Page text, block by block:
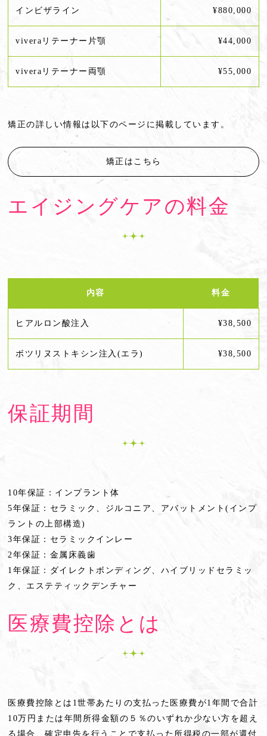
インビザライン ¥880,000
viveraリテーナー片顎 ¥44,000
viveraリテーナー両顎 ¥55,000
矯正の詳しい情報は以下のページに掲載しています。
矯正はこちら
エイジングケアの料金
内容 料金
ヒアルロン酸注入 ¥38,500
ボツリヌストキシン注入(エラ) ¥38,500
保証期間
10年保証：インプラント体
5年保証：セラミック、ジルコニア、アバットメント(インプ
ラントの上部構造)
3年保証：セラミックインレー
2年保証：金属床義歯
1年保証：ダイレクトボンディング、ハイブリッドセラミッ
ク、エステティックデンチャー
医療費控除とは
医療費控除とは1世帯あたりの支払った医療費が1年間で合計
10万円または年間所得金額の５％のいずれか少ない方を超え
る場合、確定申告を行うことで支払った所得税の一部が還付